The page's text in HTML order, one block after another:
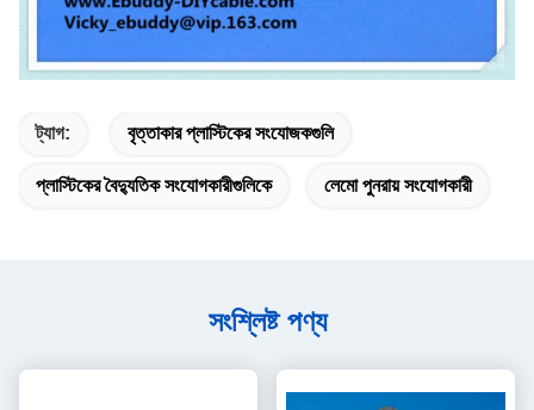
ট্যাগ: বৃত্তাকার প্লাস্টিকের সংযোজকগুলি
প্লাস্টিকের বৈদ্যুতিক সংযোগকারীগুলিকে লেমো পুনরায় সংযোগকারী
সংশ্লিষ্ট পণ্য